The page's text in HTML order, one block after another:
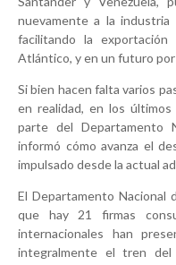
nuevamente a la industria
facilitando la
Atlántico, y en un futuro
Si bien hacen falta varios
en realidad, en los
parte del Departamento
informó cómo avanza el
impulsado desde la actual
El Departamento Nacional
que hay 21 firmas
internacionales han
integralmente el tren